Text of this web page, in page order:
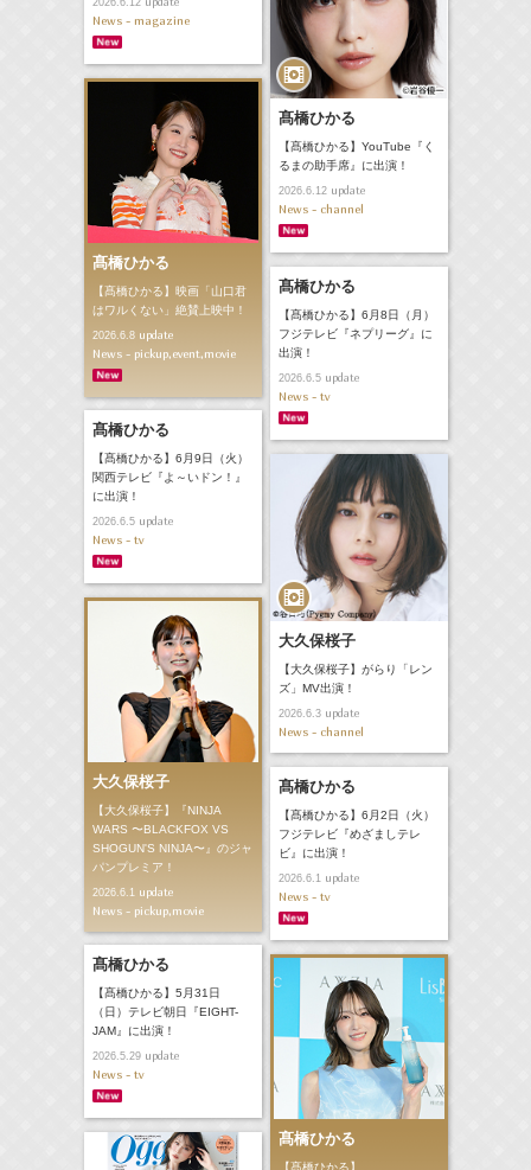
2026.6.12
News - magazine
髙橋ひかる
【髙橋ひかる】YouTube『く
るまの助手席』に出演！
2026.6.12update
News - channel
髙橋ひかる
【髙橋ひかる】映画「山口君
はワルくない」絶賛上映中！
2026.6.8update
News - pickup,event,movie
髙橋ひかる
【髙橋ひかる】6月8日（月）
フジテレビ『ネプリーグ』に
出演！
2026.6.5update
News - tv
髙橋ひかる
【髙橋ひかる】6月9日（火）
関西テレビ『よ～いドン！』
に出演！
2026.6.5update
News - tv
大久保桜子
【大久保桜子】がらり「レン
ズ」MV出演！
2026.6.3update
News - channel
大久保桜子
【大久保桜子】『NINJA
WARS 〜BLACKFOX VS
SHOGUN'S NINJA〜』のジャ
パンプレミア！
2026.6.1 update
News - pickup,movie
髙橋ひかる
【髙橋ひかる】6月2日（火）
フジテレビ『めざましテレ
ビ』に出演！
2026.6.1update
News - tv
髙橋ひかる
【髙橋ひかる】5月31日
（日）テレビ朝日『EIGHT-
JAM』に出演！
2026.5.29update
News - tv
髙橋ひかる
【髙橋ひかる】